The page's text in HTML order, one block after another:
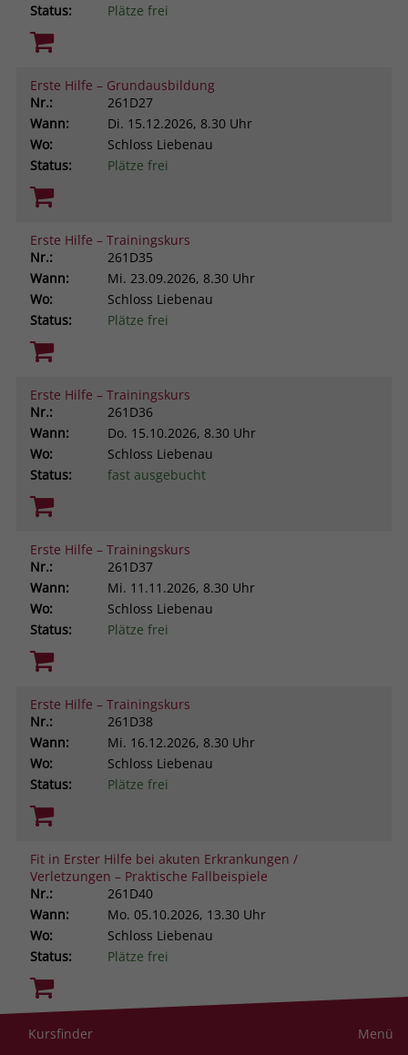
Status:
Plätze frei
Erste Hilfe – Grundausbildung
Nr.:
261D27
Wann:
Di. 15.12.2026, 8.30 Uhr
Wo:
Schloss Liebenau
Status:
Plätze frei
Erste Hilfe – Trainingskurs
Nr.:
261D35
Wann:
Mi. 23.09.2026, 8.30 Uhr
Wo:
Schloss Liebenau
Status:
Plätze frei
Erste Hilfe – Trainingskurs
Nr.:
261D36
Wann:
Do. 15.10.2026, 8.30 Uhr
Wo:
Schloss Liebenau
Status:
fast ausgebucht
Erste Hilfe – Trainingskurs
Nr.:
261D37
Wann:
Mi. 11.11.2026, 8.30 Uhr
Wo:
Schloss Liebenau
Status:
Plätze frei
Erste Hilfe – Trainingskurs
Nr.:
261D38
Wann:
Mi. 16.12.2026, 8.30 Uhr
Wo:
Schloss Liebenau
Status:
Plätze frei
Fit in Erster Hilfe bei akuten Erkrankungen /
Verletzungen – Praktische Fallbeispiele
Nr.:
261D40
Wann:
Mo. 05.10.2026, 13.30 Uhr
Wo:
Schloss Liebenau
Status:
Plätze frei
Resilienz im helfenden Beruf. Was uns stark macht
Kursfinder Menü